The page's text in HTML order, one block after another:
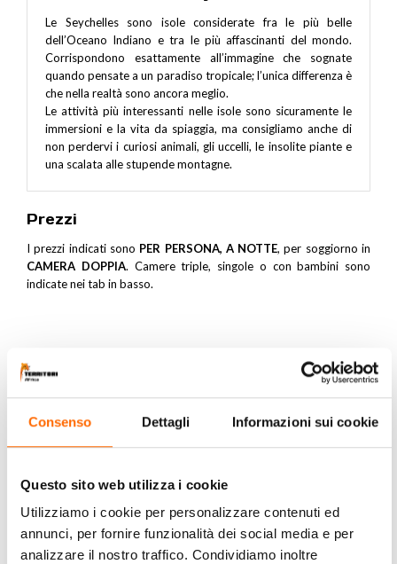
Consenso Dettagli Informazioni sui cookie
Questo sito web utilizza i cookie
Utilizziamo i cookie per personalizzare contenuti ed
annunci, per fornire funzionalità dei social media e per
analizzare il nostro traffico. Condividiamo inoltre
Le Seychelles sono isole considerate fra le più belle
dell’Oceano Indiano e tra le più affascinanti del mondo.
Corrispondono esattamente all’immagine che sognate
quando pensate a un paradiso tropicale; l’unica differenza è
che nella realtà sono ancora meglio.
Le attività più interessanti nelle isole sono sicuramente le
immersioni e la vita da spiaggia, ma consigliamo anche di
non perdervi i curiosi animali, gli uccelli, le insolite piante e
una scalata alle stupende montagne.
Prezzi
I prezzi indicati sono PER PERSONA, A NOTTE, per soggiorno in
CAMERA DOPPIA. Camere triple, singole o con bambini sono
indicate nei tab in basso.
powered byGoo
lascia una recensione su
Luca De Reggi
last year